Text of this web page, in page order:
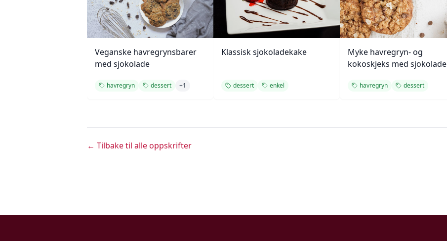
Veganske havregrynsbarer
med sjokolade
havregryn dessert +1
Klassisk sjokoladekake
dessert enkel
Myke havregryn- og
kokoskjeks med sjokolade
havregryn dessert
← Tilbake til alle oppskrifter